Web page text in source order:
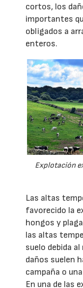
cortos, los
importantes
obligados a
enteros.
Explotación
Las altas
favorecido la
hongos y
las altas
suelo debida
daños suelen
campaña o
En una de las